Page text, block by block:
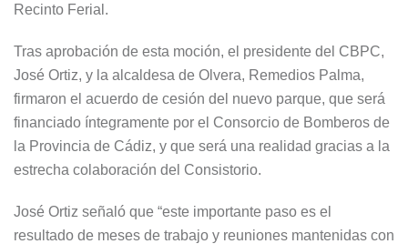
Recinto Ferial.
Tras aprobación de esta moción, el presidente del CBPC,
José Ortiz, y la alcaldesa de Olvera, Remedios Palma,
firmaron el acuerdo de cesión del nuevo parque, que será
financiado íntegramente por el Consorcio de Bomberos de
la Provincia de Cádiz, y que será una realidad gracias a la
estrecha colaboración del Consistorio.
José Ortiz señaló que “este importante paso es el
resultado de meses de trabajo y reuniones mantenidas con